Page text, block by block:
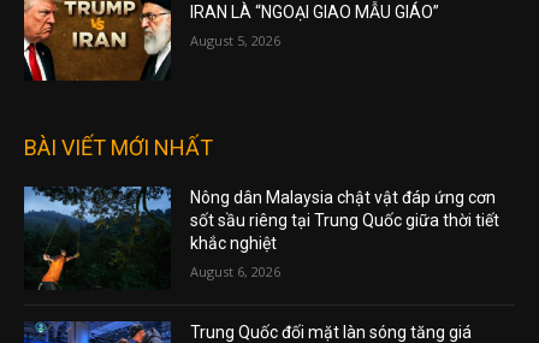
IRAN LÀ “NGOẠI GIAO MẪU GIÁO”
August 5, 2026
BÀI VIẾT MỚI NHẤT
Nông dân Malaysia chật vật đáp ứng cơn
sốt sầu riêng tại Trung Quốc giữa thời tiết
khắc nghiệt
August 6, 2026
Trung Quốc đối mặt làn sóng tăng giá